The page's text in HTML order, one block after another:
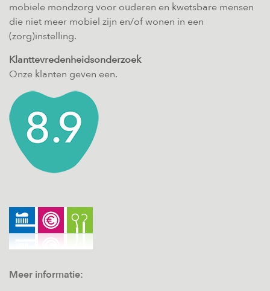
mobiele mondzorg voor ouderen en kwetsbare mensen
die niet meer mobiel zijn en/of wonen in een
(zorg)instelling.
Klanttevredenheidsonderzoek
Onze klanten geven een.
Meer informatie: